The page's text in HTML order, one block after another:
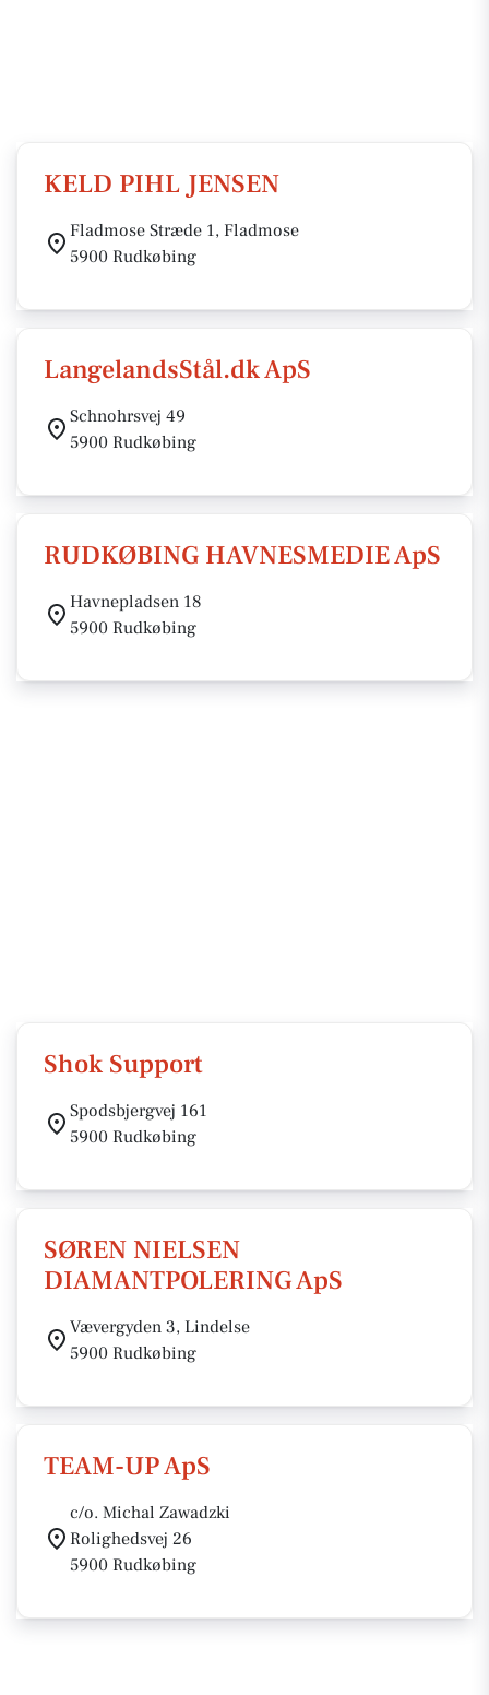
KELD PIHL JENSEN
Fladmose Stræde 1, Fladmose
5900 Rudkøbing
LangelandsStål.dk ApS
Schnohrsvej 49
5900 Rudkøbing
RUDKØBING HAVNESMEDIE ApS
Havnepladsen 18
5900 Rudkøbing
Shok Support
Spodsbjergvej 161
5900 Rudkøbing
SØREN NIELSEN
DIAMANTPOLERING ApS
Vævergyden 3, Lindelse
5900 Rudkøbing
TEAM-UP ApS
c/o. Michal Zawadzki
Rolighedsvej 26
5900 Rudkøbing